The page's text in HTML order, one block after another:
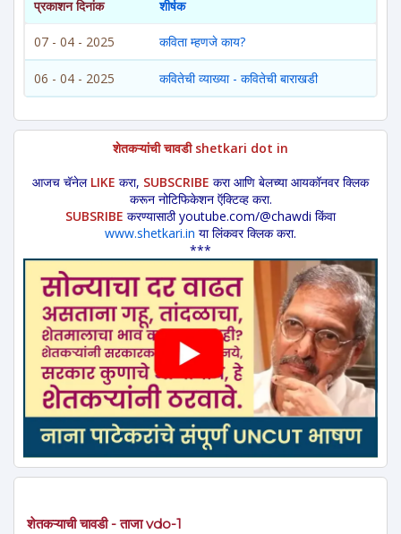
प्रकाशन दिनांक शीर्षक
07 - 04 - 2025 कविता म्हणजे काय?
06 - 04 - 2025 कवितेची व्याख्या - कवितेची बाराखडी
शेतकऱ्यांची चावडी shetkari dot in
आजच चॅनेल LIKE करा, SUBSCRIBE करा आणि बेलच्या आयकॉनवर क्लिक
करून नोटिफिकेशन ऍक्टिव्ह करा.
SUBSRIBE करण्यासाठी youtube.com/@chawdi किंवा
www.shetkari.in या लिंकवर क्लिक करा.
***
शेतकऱ्याची चावडी - ताजा vdo-1